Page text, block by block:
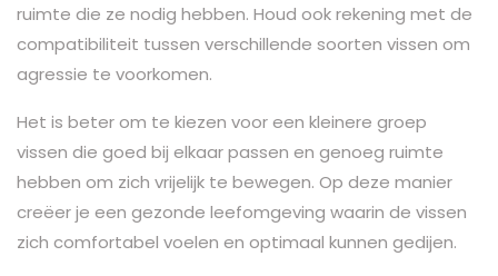
ruimte die ze nodig hebben. Houd ook rekening met de
compatibiliteit tussen verschillende soorten vissen om
agressie te voorkomen.
Het is beter om te kiezen voor een kleinere groep
vissen die goed bij elkaar passen en genoeg ruimte
hebben om zich vrijelijk te bewegen. Op deze manier
creëer je een gezonde leefomgeving waarin de vissen
zich comfortabel voelen en optimaal kunnen gedijen.